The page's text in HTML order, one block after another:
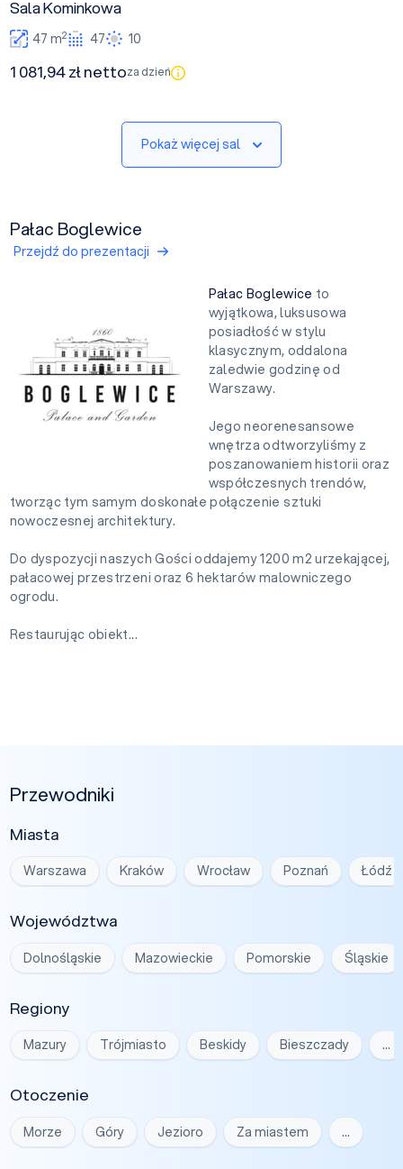
Sala Kominkowa
47 m2 47 10
1 081,94 zł nettoza dzień
Pokaż więcej sal
Pałac Boglewice
Przejdź do prezentacji
Pałac Boglewice to
wyjątkowa, luksusowa
posiadłość w stylu
klasycznym, oddalona
zaledwie godzinę od
Warszawy.
Jego neorenesansowe
wnętrza odtworzyliśmy z
poszanowaniem historii oraz
współczesnych trendów,
tworząc tym samym doskonałe połączenie sztuki
nowoczesnej architektury.
Do dyspozycji naszych Gości oddajemy 1200 m2 urzekającej,
pałacowej przestrzeni oraz 6 hektarów malowniczego
ogrodu.
Restaurując obiekt...
Przewodniki
Miasta
Warszawa Kraków Wrocław Poznań Łódź
Województwa
Dolnośląskie Mazowieckie Pomorskie Śląskie
Regiony
Mazury Trójmiasto Beskidy Bieszczady …
Otoczenie
Morze Góry Jezioro Za miastem …